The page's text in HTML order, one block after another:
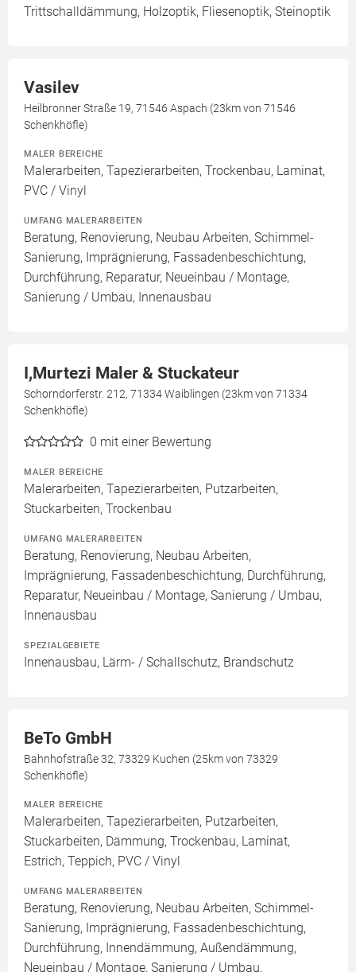
Trittschalldämmung, Holzoptik, Fliesenoptik, Steinoptik
Vasilev
Heilbronner Straße 19, 71546 Aspach (23km von 71546
Schenkhöfle)
MALER BEREICHE
Malerarbeiten, Tapezierarbeiten, Trockenbau, Laminat,
PVC / Vinyl
UMFANG MALERARBEITEN
Beratung, Renovierung, Neubau Arbeiten, Schimmel-
Sanierung, Imprägnierung, Fassadenbeschichtung,
Durchführung, Reparatur, Neueinbau / Montage,
Sanierung / Umbau, Innenausbau
I,Murtezi Maler & Stuckateur
Schorndorferstr. 212, 71334 Waiblingen (23km von 71334
Schenkhöfle)
0 mit einer Bewertung
MALER BEREICHE
Malerarbeiten, Tapezierarbeiten, Putzarbeiten,
Stuckarbeiten, Trockenbau
UMFANG MALERARBEITEN
Beratung, Renovierung, Neubau Arbeiten,
Imprägnierung, Fassadenbeschichtung, Durchführung,
Reparatur, Neueinbau / Montage, Sanierung / Umbau,
Innenausbau
SPEZIALGEBIETE
Innenausbau, Lärm- / Schallschutz, Brandschutz
BeTo GmbH
Bahnhofstraße 32, 73329 Kuchen (25km von 73329
Schenkhöfle)
MALER BEREICHE
Malerarbeiten, Tapezierarbeiten, Putzarbeiten,
Stuckarbeiten, Dämmung, Trockenbau, Laminat,
Estrich, Teppich, PVC / Vinyl
UMFANG MALERARBEITEN
Beratung, Renovierung, Neubau Arbeiten, Schimmel-
Sanierung, Imprägnierung, Fassadenbeschichtung,
Durchführung, Innendämmung, Außendämmung,
Neueinbau / Montage, Sanierung / Umbau,